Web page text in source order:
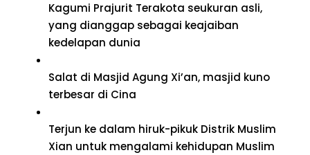
Kagumi Prajurit Terakota seukuran asli,
yang dianggap sebagai keajaiban
kedelapan dunia
Salat di Masjid Agung Xi’an, masjid kuno
terbesar di Cina
Terjun ke dalam hiruk-pikuk Distrik Muslim
Xian untuk mengalami kehidupan Muslim